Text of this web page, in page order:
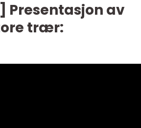
Presentasjon av
trær: